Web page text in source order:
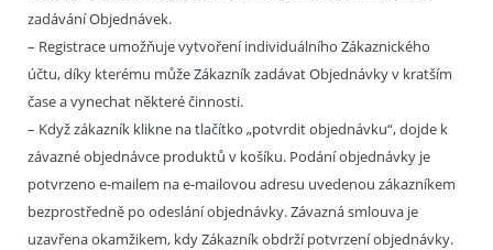
zadávání Objednávek.
– Registrace umožňuje vytvoření individuálního Zákaznického
účtu, díky kterému může Zákazník zadávat Objednávky v kratším
čase a vynechat některé činnosti.
– Když zákazník klikne na tlačítko „potvrdit objednávku“, dojde k
závazné objednávce produktů v košíku. Podání objednávky je
potvrzeno e-mailem na e-mailovou adresu uvedenou zákazníkem
bezprostředně po odeslání objednávky. Závazná smlouva je
uzavřena okamžikem, kdy Zákazník obdrží potvrzení objednávky.